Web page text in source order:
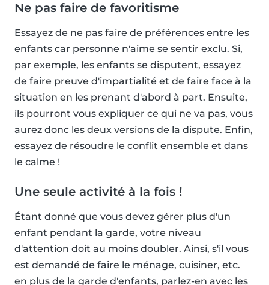
Ne pas faire de favoritisme
Essayez de ne pas faire de préférences entre les
enfants car personne n'aime se sentir exclu. Si,
par exemple, les enfants se disputent, essayez
de faire preuve d'impartialité et de faire face à la
situation en les prenant d'abord à part. Ensuite,
ils pourront vous expliquer ce qui ne va pas, vous
aurez donc les deux versions de la dispute. Enfin,
essayez de résoudre le conflit ensemble et dans
le calme !
Une seule activité à la fois !
Étant donné que vous devez gérer plus d'un
enfant pendant la garde, votre niveau
d'attention doit au moins doubler. Ainsi, s'il vous
est demandé de faire le ménage, cuisiner, etc.
en plus de la garde d'enfants, parlez-en avec les